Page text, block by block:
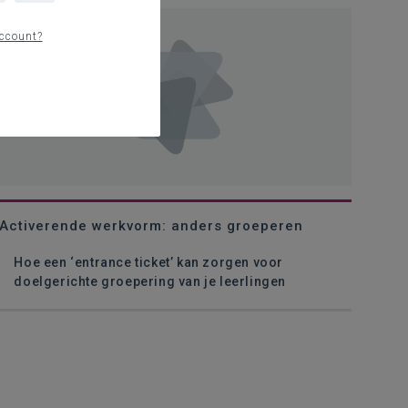
Activerende werkvorm: anders groeperen
Hoe een ‘entrance ticket’ kan zorgen voor
doelgerichte groepering van je leerlingen